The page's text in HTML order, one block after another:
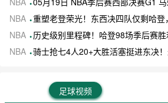
NBA 重塑老登荣光！东西决四队仅剩哈
NBA
历史级别里程碑！哈登98场季后赛胜利，追平
NBA 骑士抢七4人20+大胜活塞挺进东决！米切尔26+7 阿
足球视频